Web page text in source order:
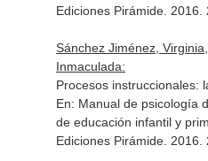
Ediciones Pirámide. 2016.
Sánchez Jiménez,
Inmaculada:
Procesos instruccionales:
En: Manual de psicología
de educación infantil y
Ediciones Pirámide. 2016.